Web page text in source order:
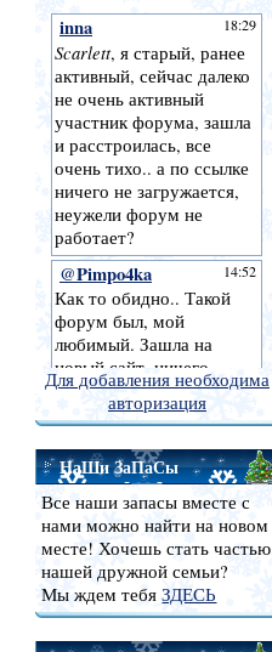
Для добавления необходима
авторизация
НаШи ЗаПаСы
Все наши запасы вместе с
нами можно найти на новом
месте! Хочешь стать частью
нашей дружной семьи?
Мы ждем тебяЗДЕСЬ